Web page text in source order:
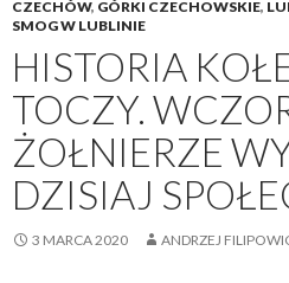
b
i
n
i
e
p
r
z
CZECHÓW, GÓRKI CZECHOWSKIE,
SMOG W LUBLINIE
HISTORIA
TOCZY.
ŻOŁNIERZE
DZISIAJ
3 MARCA 2020 ANDRZEJ